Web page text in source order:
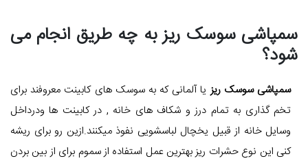
سمپاشی سوسک ریز به چه طریق انجام می
شود؟
سمپاشی سوسک ریزیا آلمانی که به سوسک های کابینت معروفند برای
تخم گذاری به تمام درز و شکاف های خانه , در کابینت ها ودرداخل
وسایل خانه از قبیل یخچال لباسشویی نفوذ میکنند.ازین رو برای ریشه
کنی این نوع حشرات ریز بهترین عمل استفاده از سموم برای از بین بردن